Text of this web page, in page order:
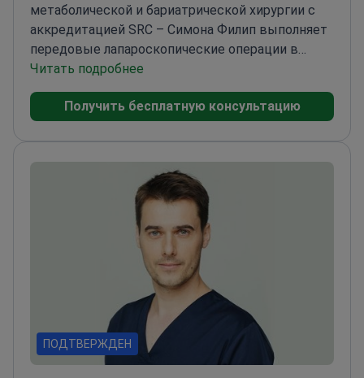
метаболической и бариатрической хирургии с
аккредитацией SRC – Симона Филип выполняет
передовые лапароскопические операции в
Академической больнице Ponderas.
с обширной подготовкой в области
лапароскопической и онкологической
малоинвазивной хирургии и хирургии молочной
Член европейских хирургических
обществ, включая EAES и
Специализируется на лапароскопических
операциях на толстой кишке и грыжесечении
Читать подробнее
Получить бесплатную консультацию
ПОДТВЕРЖДЕН